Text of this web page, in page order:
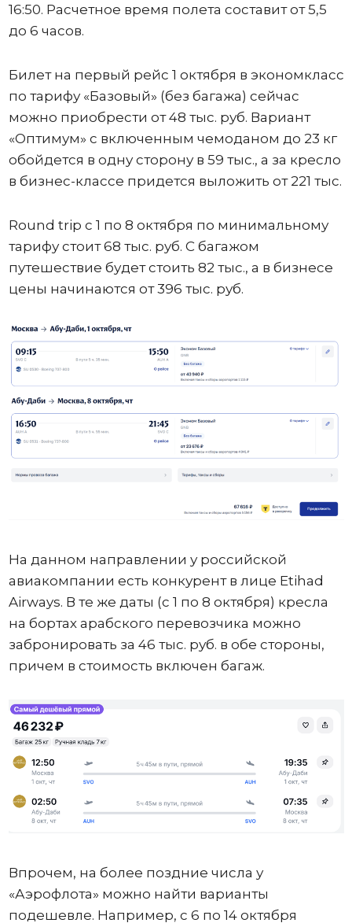
16:50. Расчетное время полета составит от 5,5
до 6 часов.
Билет на первый рейс 1 октября в экономкласс
по тарифу «Базовый» (без багажа) сейчас
можно приобрести от 48 тыс. руб. Вариант
«Оптимум» с включенным чемоданом до 23 кг
обойдется в одну сторону в 59 тыс., а за кресло
в бизнес-классе придется выложить от 221 тыс.
Round trip с 1 по 8 октября по минимальному
тарифу стоит 68 тыс. руб. С багажом
путешествие будет стоить 82 тыс., а в бизнесе
цены начинаются от 396 тыс. руб.
На данном направлении у российской
авиакомпании есть конкурент в лице Etihad
Airways. В те же даты (с 1 по 8 октября) кресла
на бортах арабского перевозчика можно
забронировать за 46 тыс. руб. в обе стороны,
причем в стоимость включен багаж.
Впрочем, на более поздние числа у
«Аэрофлота» можно найти варианты
подешевле. Например, с 6 по 14 октября